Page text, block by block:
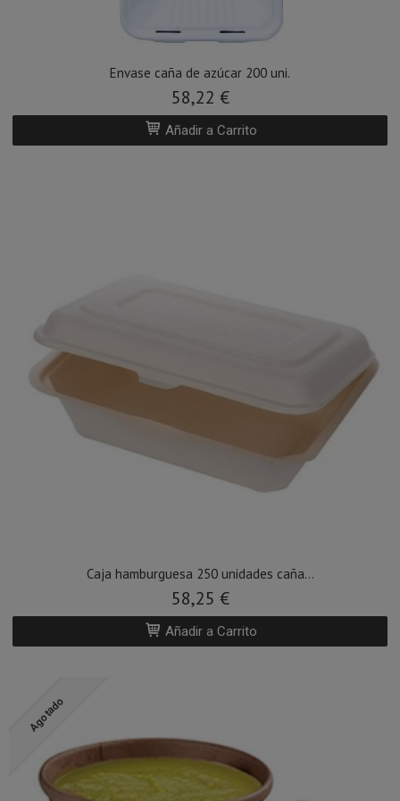
Envase caña de azúcar 200 uni.
58,22 €
Añadir a Carrito
Caja hamburguesa 250 unidades caña...
58,25 €
Añadir a Carrito
Agotado